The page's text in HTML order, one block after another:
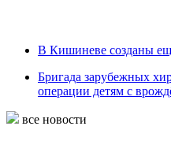
В Кишиневе созданы
Бригада зарубежных
операции детям с
все новости